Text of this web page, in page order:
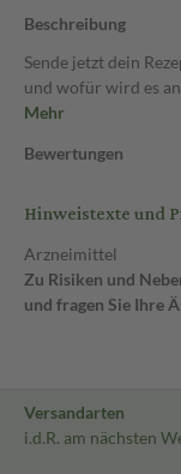
Beschreibung
Sende jetzt dein
und wofür wird es
Mehr
Bewertungen
Hinweistexte und
Arzneimittel
Zu Risiken und
und fragen Sie Ihre
Versandarten
i.d.R. am nächsten